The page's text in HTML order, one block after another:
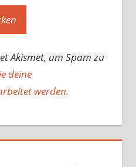
Akismet, um Spam zu
deine
werden.